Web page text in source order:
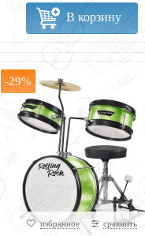
В корзину
-29%
избранное сравнить